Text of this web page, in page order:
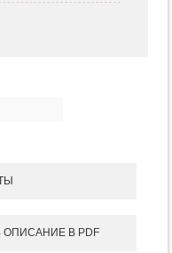
ОПИСАНИЕ В PDF